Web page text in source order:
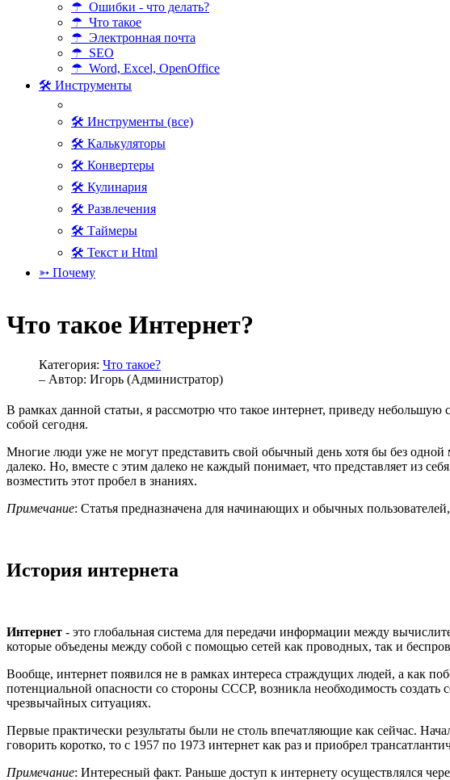
☂ Ошибки - что делать?
☂ Что такое
☂ Электронная почта
☂ SEO
☂ Word, Excel, OpenOffice
🛠 Инструменты
🛠 Инструменты (все)
🛠 Калькуляторы
🛠 Конвертеры
🛠 Кулинария
🛠 Развлечения
🛠 Таймеры
🛠 Текст и Html
➳ Почему
Что такое Интернет?
Категория: Что такое?
– Автор: Игорь (Администратор)
В рамках данной статьи, я рассмотрю что такое интернет, приведу небольшую
собой сегодня.
Многие люди уже не могут представить свой обычный день хотя бы без
далеко. Но, вместе с этим далеко не каждый понимает, что представляет из
возместить этот пробел в знаниях.
Примечание: Статья предназначена для начинающих и обычных
История интернета
Интернет - это глобальная система для передачи информации между
которые объедены между собой с помощью сетей как проводных, так и
Вообще, интернет появился не в рамках интереса страждущих людей, а как
потенциальной опасности со стороны СССР, возникла необходимость
чрезвычайных ситуациях.
Первые практически результаты были не столь впечатляющие как сейчас.
говорить коротко, то с 1957 по 1973 интернет как раз и приобрел
Примечание: Интересный факт. Раньше доступ к интернету осуществлялся